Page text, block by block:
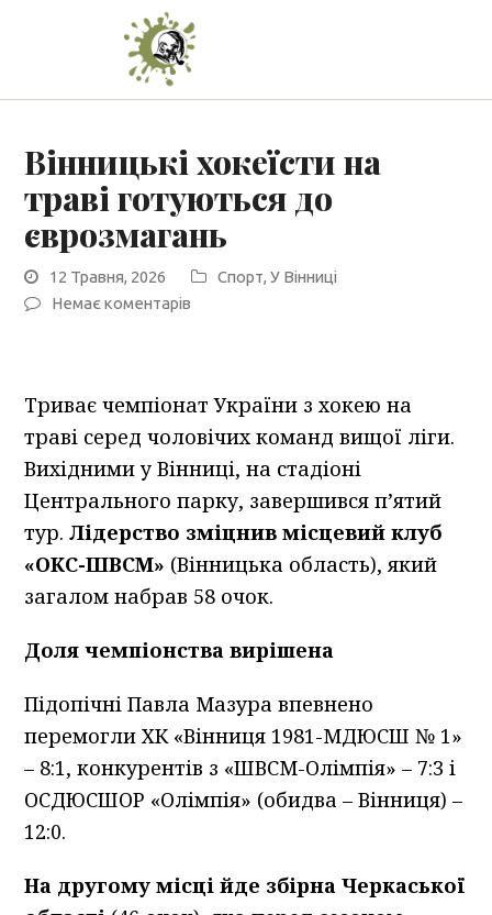
Вінницькі хокеїсти на
траві готуються до
єврозмагань
12 Травня, 2026 Спорт,У Вінниці
Немає коментарів
Триває чемпіонат України з хокею на
траві серед чоловічих команд вищої ліги.
Вихідними у Вінниці, на стадіоні
Центрального парку, завершився п’ятий
тур.Лідерство зміцнив місцевий клуб
«ОКС-ШВСМ» (Вінницька область), який
загалом набрав 58 очок.
Доля чемпіонства вирішена
Підопічні Павла Мазура впевнено
перемогли ХК «Вінниця 1981-МДЮСШ № 1»
– 8:1, конкурентів з «ШВСМ-Олімпія» – 7:3 і
ОСДЮСШОР «Олімпія» (обидва – Вінниця) –
12:0.
На другому місці йде збірна Черкаської